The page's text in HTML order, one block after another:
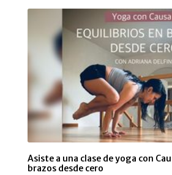
Asiste a una clase de yoga con
brazos desde cero